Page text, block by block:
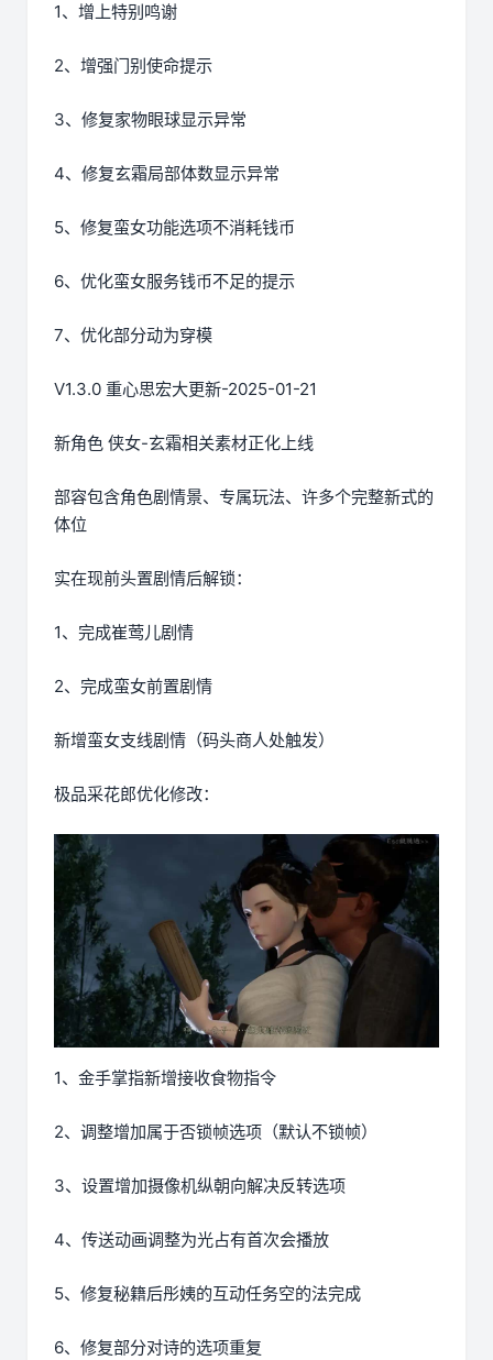
1、增上特别鸣谢
2、增强门别使命提示
3、修复家物眼球显示异常
4、修复玄霜局部体数显示异常
5、修复蛮女功能选项不消耗钱币
6、优化蛮女服务钱币不足的提示
7、优化部分动为穿模
V1.3.0 重心思宏大更新-2025-01-21
新角色 侠女-玄霜相关素材正化上线
部容包含角色剧情景、专属玩法、许多个完整新式的
体位
实在现前头置剧情后解锁：
1、完成崔莺儿剧情
2、完成蛮女前置剧情
新增蛮女支线剧情（码头商人处触发）
极品采花郎优化修改：
1、金手掌指新增接收食物指令
2、调整增加属于否锁帧选项（默认不锁帧）
3、设置增加摄像机纵朝向解决反转选项
4、传送动画调整为光占有首次会播放
5、修复秘籍后彤姨的互动任务空的法完成
6、修复部分对诗的选项重复